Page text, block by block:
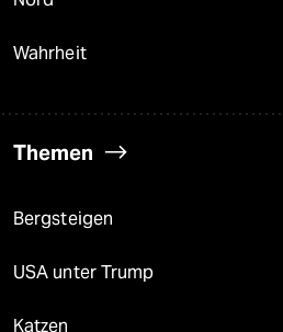
Wahrheit
Themen
Bergsteigen
USA unter Trump
Katzen